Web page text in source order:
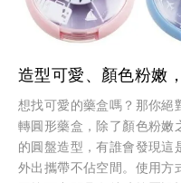
造型可愛、顏色粉嫩
想找可愛的藥盒嗎？那你絕
轉圓形藥盒，除了顏色粉嫩
的圓盤造型，有誰會發現這
外出攜帶不佔空間。使用方